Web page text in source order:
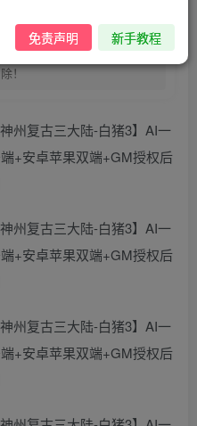
快速搭建，只能确保安卓正
请自测，游戏多少自带一些
因导致游戏无法进入请自行解
！
免责声明 新手教程